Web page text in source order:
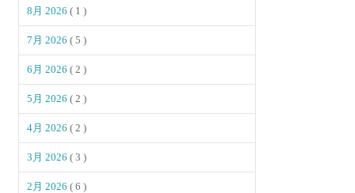
8月 2026( 1 )
7月 2026( 5 )
6月 2026( 2 )
5月 2026( 2 )
4月 2026( 2 )
3月 2026( 3 )
2月 2026( 6 )